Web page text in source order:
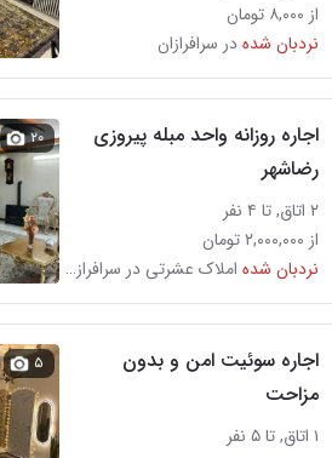
از ۸,۰۰۰ تومان
نردبان شدهدر سرافرازان
اجاره روزانه واحد مبله پیروزی
رضاشهر
۲ اتاق, تا ۴ نفر
از ۲,۰۰۰,۰۰۰ تومان
نردبان شده
املاک عشرتی در سرافرازان
۲۰
اجاره سوئیت امن و بدون
مزاحت
۱ اتاق, تا ۵ نفر
۵